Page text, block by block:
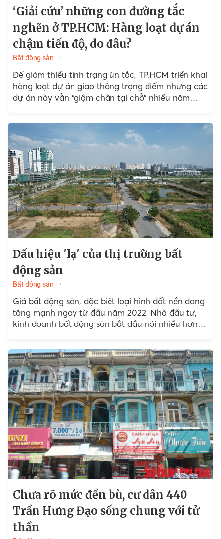
‘Giải cứu’ những con đường tắc
nghẽn ở TP.HCM: Hàng loạt dự án
chậm tiến độ, do đâu?
Bất động sản
Để giảm thiểu tình trạng ùn tắc, TP.HCM triển khai
hàng loạt dự án giao thông trọng điểm nhưng các
dự án này vẫn “giậm chân tại chỗ” nhiều năm
Dấu hiệu 'lạ' của thị trường bất
động sản
Bất động sản
Giá bất động sản, đặc biệt loại hình đất nền đang
tăng mạnh ngay từ đầu năm 2022. Nhà đầu tư,
kinh doanh bất động sản bắt đầu nói nhiều hơn
Chưa rõ mức đền bù, cư dân 440
Trần Hưng Đạo sống chung với tử
thần